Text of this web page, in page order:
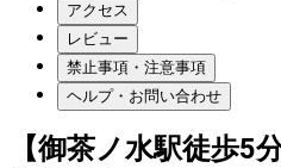
アクセス
レビュー
禁止事項・注意事項
ヘルプ・お問い合わせ
【御茶ノ水駅徒歩5